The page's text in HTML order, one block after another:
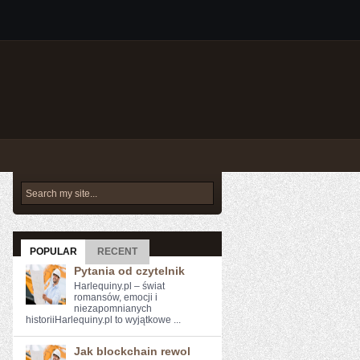
POPULAR RECENT
Pytania od czytelnik
Harlequiny.pl – świat
romansów, emocji i
niezapomnianych
historiiHarlequiny.pl to wyjątkowe ...
Jak blockchain rewol